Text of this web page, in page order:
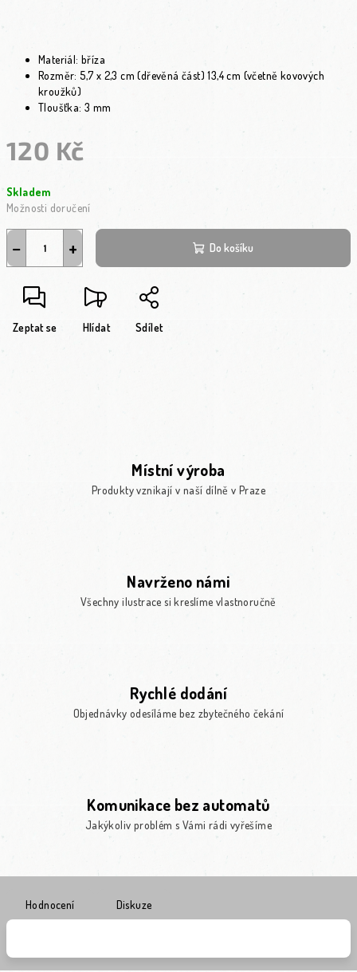
Materiál: bříza
Rozměr: 5,7 x 2,3 cm (dřevěná část) 13,4 cm (včetně kovových
kroužků)
Tloušťka: 3 mm
120 Kč
Skladem
Možnosti doručení
+
− Do košíku
Zeptat se Hlídat Sdílet
Místní výroba
Produkty vznikají v naší dílně v Praze
Navrženo námi
Všechny ilustrace si kreslíme vlastnoručně
Rychlé dodání
Objednávky odesíláme bez zbytečného čekání
Komunikace bez automatů
Jakýkoliv problém s Vámi rádi vyřešíme
Hodnocení Diskuze